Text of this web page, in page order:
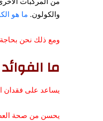
والكولون. ما هو
ومع ذلك نحن بحاجة
ما
يساعد على فقدان
يحسن من صحة